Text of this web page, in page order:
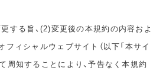
する旨、(2)変更後の本規約の内容およ
ィシャルウェブサイト（以下「本サイ
周知することにより、予告なく本規約